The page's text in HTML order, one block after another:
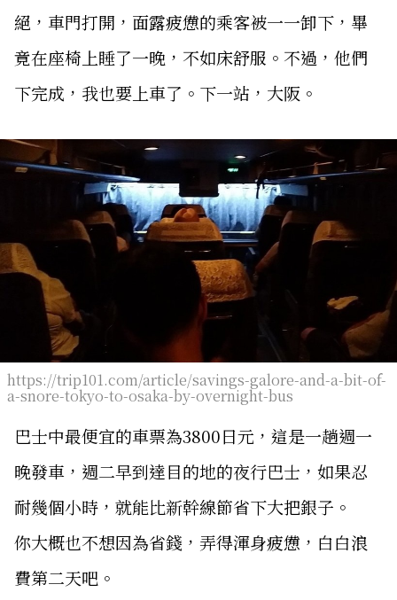
絕，車門打開，面露疲憊的乘客被一一卸下，畢
竟在座椅上睡了一晚，不如床舒服。不過，他們
下完成，我也要上車了。下一站，大阪。
https://trip101.com/article/savings-galore-and-a-bit-of-
a-snore-tokyo-to-osaka-by-overnight-bus
巴士中最便宜的車票為3800日元，這是一趟週一
晚發車，週二早到達目的地的夜行巴士，如果忍
耐幾個小時，就能比新幹線節省下大把銀子。
你大概也不想因為省錢，弄得渾身疲憊，白白浪
費第二天吧。